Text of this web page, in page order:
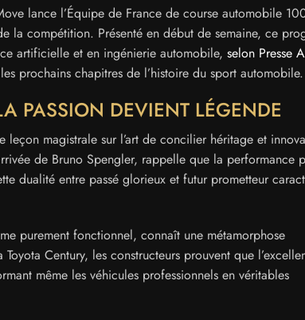
lance l’Équipe de France de course automobile
compétition. Présenté en début de semaine, ce
artificielle et en ingénierie automobile, selon Presse
prochains chapitres de l’histoire du sport automobile.
PASSION DEVIENT LÉGENDE
leçon magistrale sur l’art de concilier héritage et
de Bruno Spengler, rappelle que la performance
dualité entre passé glorieux et futur prometteur
purement fonctionnel, connaît une métamorphose
Century, les constructeurs prouvent que
même les véhicules professionnels en véritables